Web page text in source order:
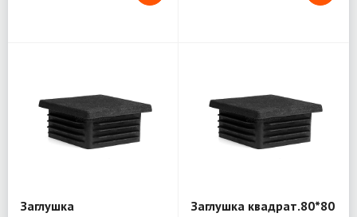
Заглушка
Заглушка квадрат.80*80